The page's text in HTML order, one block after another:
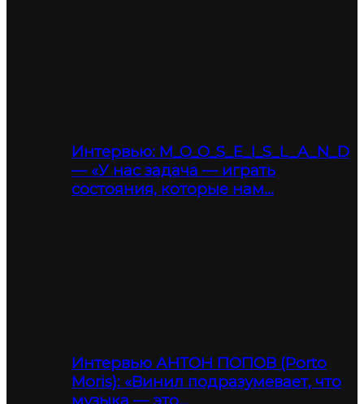
Интервью: M_O_O_S_E_I_S_L_A_N_D
— «У нас задача — играть
состояния, которые нам…
Интервью АНТОН ПОПОВ (Porto
Moris): «Винил подразумевает, что